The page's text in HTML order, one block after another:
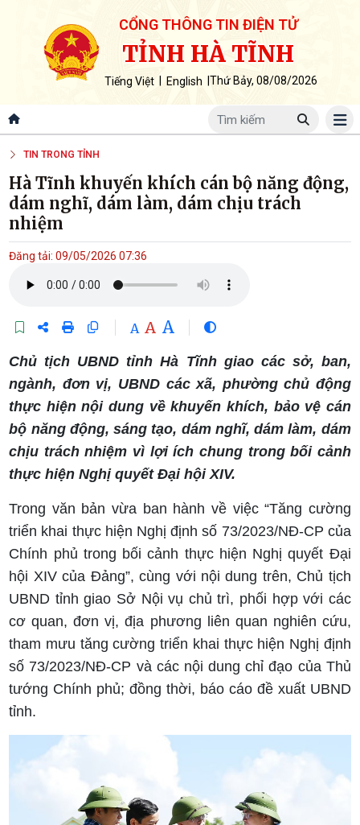
CỔNG THÔNG TIN ĐIỆN TỬ
TỈNH HÀ TĨNH
Tiếng Việt English Thứ Bảy, 08/08/2026
TIN TRONG TỈNH
Hà Tĩnh khuyến khích cán bộ năng động,
dám nghĩ, dám làm, dám chịu trách
nhiệm
Đăng tải: 09/05/2026 07:36
A A A
Chủ tịch UBND tỉnh Hà Tĩnh giao các sở, ban,
ngành, đơn vị, UBND các xã, phường chủ động
thực hiện nội dung về khuyến khích, bảo vệ cán
bộ năng động, sáng tạo, dám nghĩ, dám làm, dám
chịu trách nhiệm vì lợi ích chung trong bối cảnh
thực hiện Nghị quyết Đại hội XIV.
Trong văn bản vừa ban hành về việc “Tăng cường
triển khai thực hiện Nghị định số 73/2023/NĐ-CP của
Chính phủ trong bối cảnh thực hiện Nghị quyết Đại
hội XIV của Đảng”, cùng với nội dung trên, Chủ tịch
UBND tỉnh giao Sở Nội vụ chủ trì, phối hợp với các
cơ quan, đơn vị, địa phương liên quan nghiên cứu,
tham mưu tăng cường triển khai thực hiện Nghị định
số 73/2023/NĐ-CP và các nội dung chỉ đạo của Thủ
tướng Chính phủ; đồng thời, báo cáo đề xuất UBND
tỉnh.